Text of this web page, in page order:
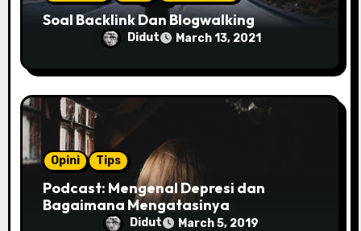
Soal Backlink Dan Blogwalking
Didut March 13, 2021
Opini Tips
Podcast: Mengenal Depresi dan
Bagaimana Mengatasinya
Didut March 5, 2019